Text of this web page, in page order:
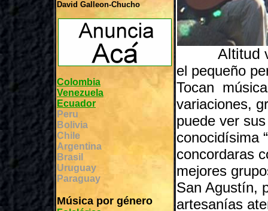
David Galleon-Chucho
Colombia
Venezuela
Ecuador
Peru
Bolivia
Chile
Argentina
Brasil
Uruguay
Paraguay
Música por género
Altitud
el pequeño
Tocan
variaciones,
puede ver
conocidísima
concordaras
mejores
San Agustín,
artesanías